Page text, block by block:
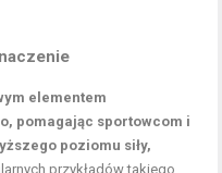
elementem
pomagając sportowcom i
poziomu siły,
przykładów takiego